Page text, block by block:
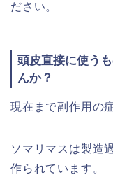
ださい。
頭皮直接に使う
んか？
現在まで副作用の
ソマリマスは製造
作られています。